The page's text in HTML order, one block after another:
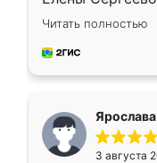
короткие
для замера
предложил по
Читать полностью
Ярослава
3 августа